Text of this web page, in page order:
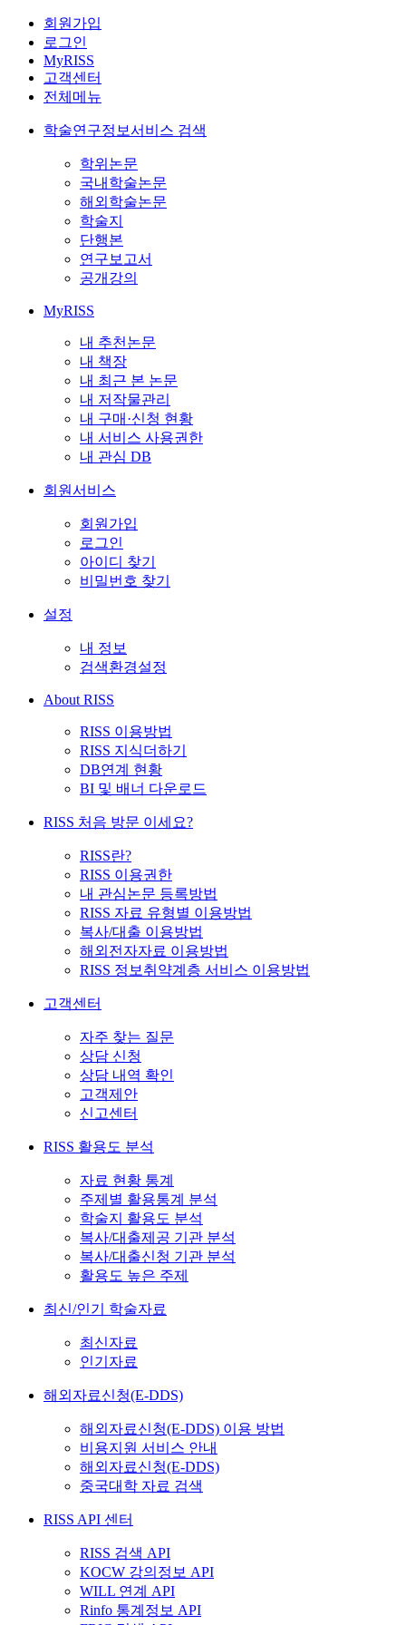
회원가입
로그인
MyRISS
고객센터
전체메뉴
학술연구정보서비스 검색
학위논문
국내학술논문
해외학술논문
학술지
단행본
연구보고서
공개강의
MyRISS
내 추천논문
내 책장
내 최근 본 논문
내 저작물관리
내 구매·신청 현황
내 서비스 사용권한
내 관심 DB
회원서비스
회원가입
로그인
아이디 찾기
비밀번호 찾기
설정
내 정보
검색환경설정
About RISS
RISS 이용방법
RISS 지식더하기
DB연계 현황
BI 및 배너 다운로드
RISS 처음 방문 이세요?
RISS란?
RISS 이용권한
내 관심논문 등록방법
RISS 자료 유형별 이용방법
복사/대출 이용방법
해외전자자료 이용방법
RISS 정보취약계층 서비스 이용방법
고객센터
자주 찾는 질문
상담 신청
상담 내역 확인
고객제안
신고센터
RISS 활용도 분석
자료 현황 통계
주제별 활용통계 분석
학술지 활용도 분석
복사/대출제공 기관 분석
복사/대출신청 기관 분석
활용도 높은 주제
최신/인기 학술자료
최신자료
인기자료
해외자료신청(E-DDS)
해외자료신청(E-DDS) 이용 방법
비용지원 서비스 안내
해외자료신청(E-DDS)
중국대학 자료 검색
RISS API 센터
RISS 검색 API
KOCW 강의정보 API
WILL 연계 API
Rinfo 통계정보 API